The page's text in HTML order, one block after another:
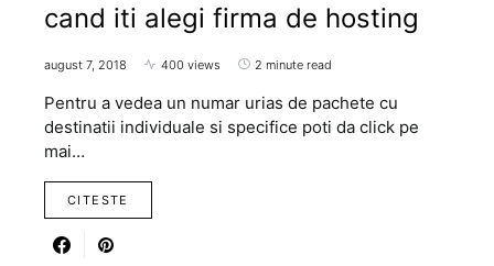
cand iti alegi firma de hosting
august 7, 2018 400 views 2 minute read
Pentru a vedea un numar urias de pachete cu
destinatii individuale si specifice poti da click pe
mai…
CITESTE